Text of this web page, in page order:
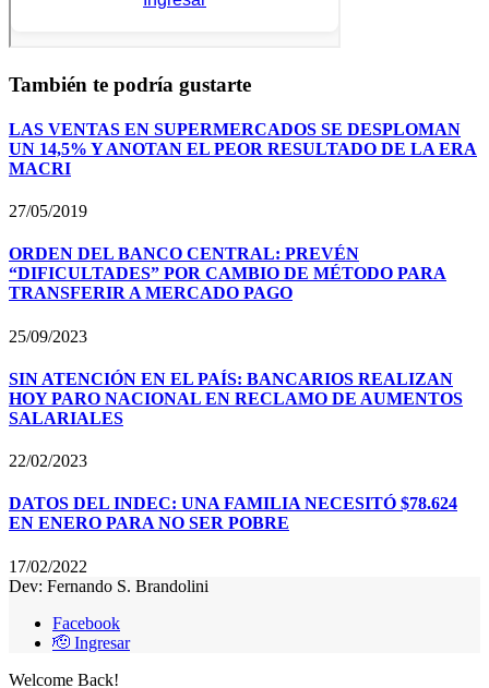
También te podría gustarte
LAS VENTAS EN SUPERMERCADOS SE DESPLOMAN
UN 14,5% Y ANOTAN EL PEOR RESULTADO DE LA ERA
MACRI
27/05/2019
ORDEN DEL BANCO CENTRAL: PREVÉN
“DIFICULTADES” POR CAMBIO DE MÉTODO PARA
TRANSFERIR A MERCADO PAGO
25/09/2023
SIN ATENCIÓN EN EL PAÍS: BANCARIOS REALIZAN
HOY PARO NACIONAL EN RECLAMO DE AUMENTOS
SALARIALES
22/02/2023
DATOS DEL INDEC: UNA FAMILIA NECESITÓ $78.624
EN ENERO PARA NO SER POBRE
17/02/2022
Dev: Fernando S. Brandolini
Facebook
🫡 Ingresar
Welcome Back!